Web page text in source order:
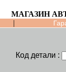
МАГАЗИН
|
Код детали :